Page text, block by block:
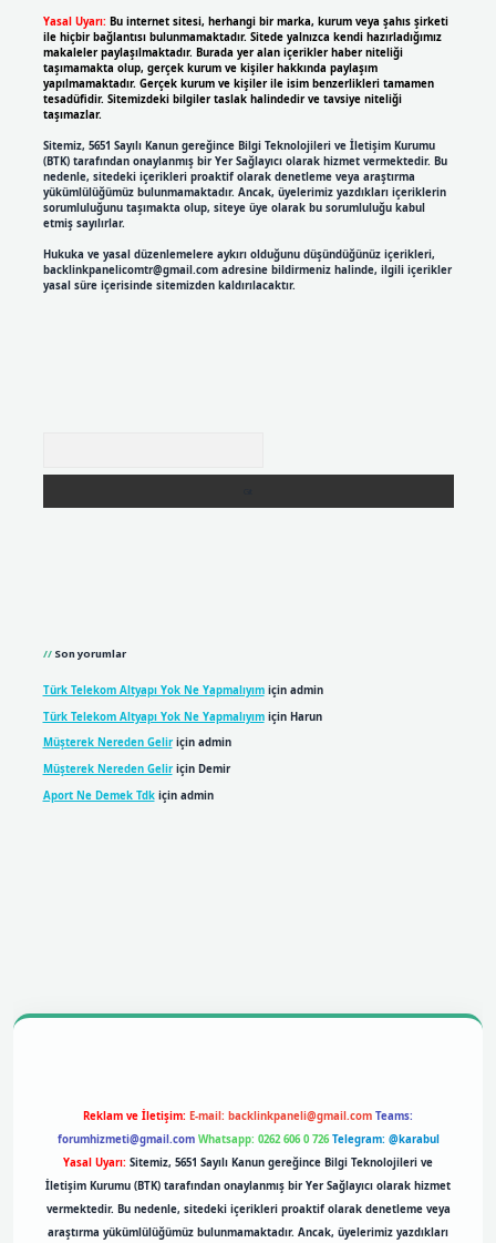
Yasal Uyarı: Bu internet sitesi, herhangi bir marka, kurum veya şahıs şirketi
ile hiçbir bağlantısı bulunmamaktadır. Sitede yalnızca kendi hazırladığımız
makaleler paylaşılmaktadır. Burada yer alan içerikler haber niteliği
taşımamakta olup, gerçek kurum ve kişiler hakkında paylaşım
yapılmamaktadır. Gerçek kurum ve kişiler ile isim benzerlikleri tamamen
tesadüfidir. Sitemizdeki bilgiler taslak halindedir ve tavsiye niteliği
taşımazlar.
Sitemiz, 5651 Sayılı Kanun gereğince Bilgi Teknolojileri ve İletişim Kurumu
(BTK) tarafından onaylanmış bir Yer Sağlayıcı olarak hizmet vermektedir. Bu
nedenle, sitedeki içerikleri proaktif olarak denetleme veya araştırma
yükümlülüğümüz bulunmamaktadır. Ancak, üyelerimiz yazdıkları içeriklerin
sorumluluğunu taşımakta olup, siteye üye olarak bu sorumluluğu kabul
etmiş sayılırlar.
Hukuka ve yasal düzenlemelere aykırı olduğunu düşündüğünüz içerikleri,
backlinkpanelicomtr@gmail.comadresine bildirmeniz halinde, ilgili içerikler
yasal süre içerisinde sitemizden kaldırılacaktır.
Son yorumlar
Türk Telekom Altyapı Yok Ne Yapmalıyımiçin admin
Türk Telekom Altyapı Yok Ne Yapmalıyımiçin Harun
Müşterek Nereden Geliriçin admin
Müşterek Nereden Geliriçin Demir
Aport Ne Demek Tdkiçin admin
Reklam ve İletişim: E-mail: backlinkpaneli@gmail.com Teams:
forumhizmeti@gmail.com Whatsapp: 0262 606 0 726 Telegram: @karabul
Yasal Uyarı: Sitemiz, 5651 Sayılı Kanun gereğince Bilgi Teknolojileri ve
İletişim Kurumu (BTK) tarafından onaylanmış bir Yer Sağlayıcı olarak hizmet
vermektedir. Bu nedenle, sitedeki içerikleri proaktif olarak denetleme veya
araştırma yükümlülüğümüz bulunmamaktadır. Ancak, üyelerimiz yazdıkları